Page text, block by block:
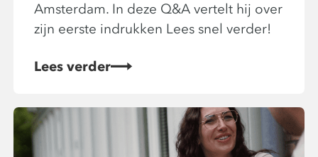
Amsterdam. In deze Q&A vertelt hij over
zijn eerste indrukken Lees snel verder!
Lees verder